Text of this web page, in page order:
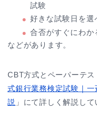
試験
好きな試験日を選
合否がすぐにわか
などがあります。
CBT方式とペーパーテ
式銀行業務検定試験｜
説 」にて詳しく解説して